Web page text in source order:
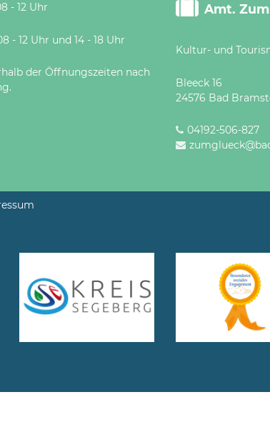
- 12 Uhr
Uhr und 14 - 18 Uhr
der Öffnungszeiten nach
Amt.
Kultur- und
Bleeck 16
24576 Bad
04192-506-827